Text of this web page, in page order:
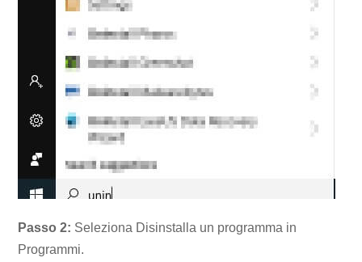
Passo 2: Seleziona Disinstalla un programma in
Programmi.